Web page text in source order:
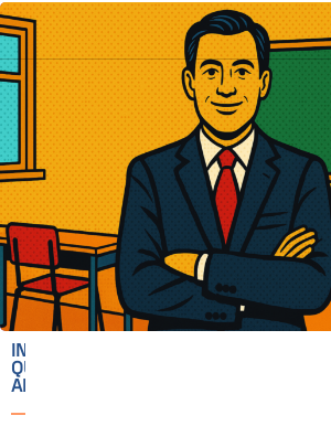
IN
QUESTO
ARTICOLO